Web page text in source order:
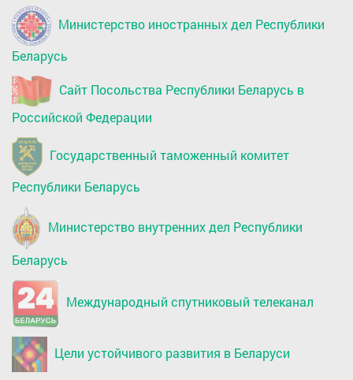
Министерство иностранных дел Республики
Беларусь
Сайт Посольства Республики Беларусь в
Российской Федерации
Государственный таможенный комитет
Республики Беларусь
Министерство внутренних дел Республики
Беларусь
Международный спутниковый телеканал
Цели устойчивого развития в Беларуси